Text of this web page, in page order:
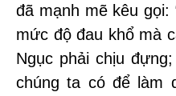
đã mạnh mẽ kêu gọi:
mức độ đau khổ mà
Ngục phải chịu
chúng ta có để làm